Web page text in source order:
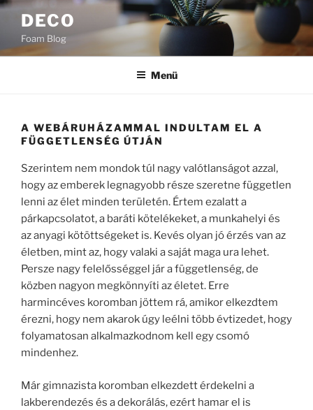
Tartalomhoz
DECO
Foam Blog
Menü
A WEBÁRUHÁZAMMAL INDULTAM EL A
FÜGGETLENSÉG ÚTJÁN
Szerintem nem mondok túl nagy valótlanságot azzal,
hogy az emberek legnagyobb része szeretne független
lenni az élet minden területén. Értem ezalatt a
párkapcsolatot, a baráti kötelékeket, a munkahelyi és
az anyagi kötöttségeket is. Kevés olyan jó érzés van az
életben, mint az, hogy valaki a saját maga ura lehet.
Persze nagy felelősséggel jár a függetlenség, de
közben nagyon megkönnyíti az életet. Erre
harmincéves koromban jöttem rá, amikor elkezdtem
érezni, hogy nem akarok úgy leélni több évtizedet, hogy
folyamatosan alkalmazkodnom kell egy csomó
mindenhez.
Már gimnazista koromban elkezdett érdekelni a
lakberendezés és a dekorálás, ezért hamar el is